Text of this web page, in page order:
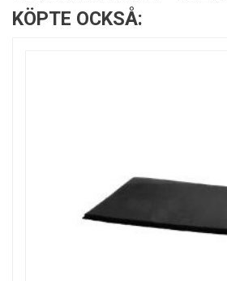
KÖPTE OCKSÅ: